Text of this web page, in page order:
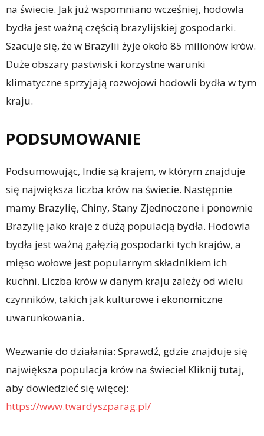
na świecie. Jak już wspomniano wcześniej, hodowla
bydła jest ważną częścią brazylijskiej gospodarki.
Szacuje się, że w Brazylii żyje około 85 milionów krów.
Duże obszary pastwisk i korzystne warunki
klimatyczne sprzyjają rozwojowi hodowli bydła w tym
kraju.
PODSUMOWANIE
Podsumowując, Indie są krajem, w którym znajduje
się największa liczba krów na świecie. Następnie
mamy Brazylię, Chiny, Stany Zjednoczone i ponownie
Brazylię jako kraje z dużą populacją bydła. Hodowla
bydła jest ważną gałęzią gospodarki tych krajów, a
mięso wołowe jest popularnym składnikiem ich
kuchni. Liczba krów w danym kraju zależy od wielu
czynników, takich jak kulturowe i ekonomiczne
uwarunkowania.
Wezwanie do działania: Sprawdź, gdzie znajduje się
największa populacja krów na świecie! Kliknij tutaj,
aby dowiedzieć się więcej:
https://www.twardyszparag.pl/